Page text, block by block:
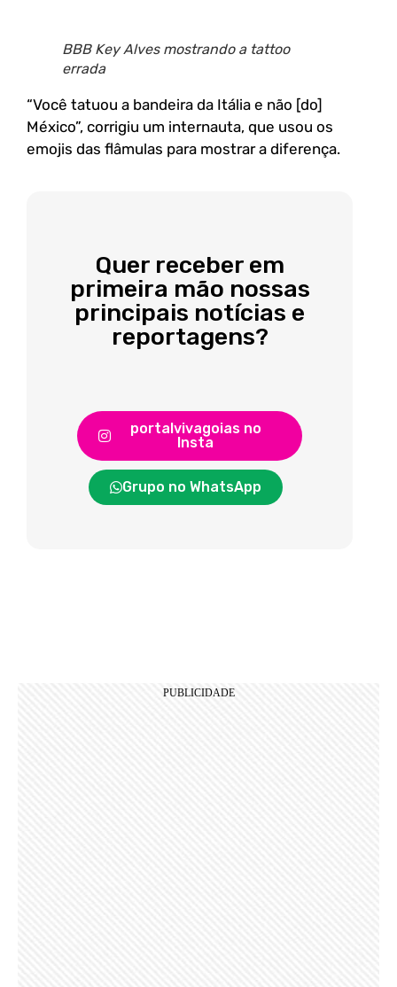
BBB Key Alves mostrando a tattoo
errada
“Você tatuou a bandeira da Itália e não [do]
México”, corrigiu um internauta, que usou os
emojis das flâmulas para mostrar a diferença.
Quer receber em
primeira mão nossas
principais notícias e
reportagens?
portalvivagoias no
Insta
Grupo no WhatsApp